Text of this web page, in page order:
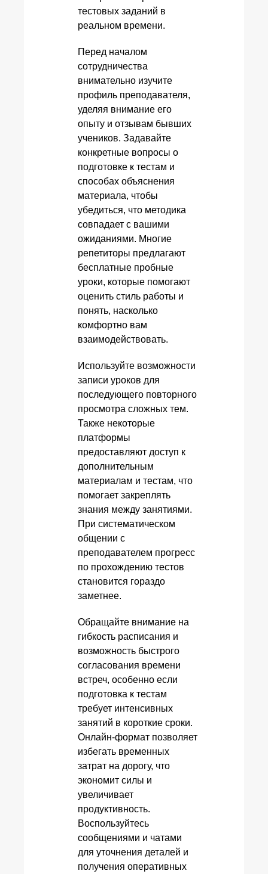
тестовых заданий в
реальном времени.
Перед началом
сотрудничества
внимательно изучите
профиль преподавателя,
уделяя внимание его
опыту и отзывам бывших
учеников. Задавайте
конкретные вопросы о
подготовке к тестам и
способах объяснения
материала, чтобы
убедиться, что методика
совпадает с вашими
ожиданиями. Многие
репетиторы предлагают
бесплатные пробные
уроки, которые помогают
оценить стиль работы и
понять, насколько
комфортно вам
взаимодействовать.
Используйте возможности
записи уроков для
последующего повторного
просмотра сложных тем.
Также некоторые
платформы
предоставляют доступ к
дополнительным
материалам и тестам, что
помогает закреплять
знания между занятиями.
При систематическом
общении с
преподавателем прогресс
по прохождению тестов
становится гораздо
заметнее.
Обращайте внимание на
гибкость расписания и
возможность быстрого
согласования времени
встреч, особенно если
подготовка к тестам
требует интенсивных
занятий в короткие сроки.
Онлайн-формат позволяет
избегать временных
затрат на дорогу, что
экономит силы и
увеличивает
продуктивность.
Воспользуйтесь
сообщениями и чатами
для уточнения деталей и
получения оперативных